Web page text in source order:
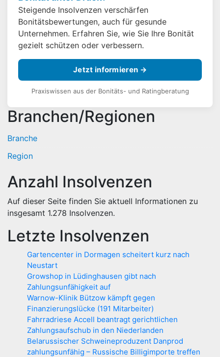
Steigende Insolvenzen verschärfen
Bonitätsbewertungen, auch für gesunde
Unternehmen. Erfahren Sie, wie Sie Ihre Bonität
gezielt schützen oder verbessern.
Jetzt informieren →
Praxiswissen aus der Bonitäts- und Ratingberatung
Branchen/Regionen
Branche
Region
Anzahl Insolvenzen
Auf dieser Seite finden Sie aktuell Informationen zu
insgesamt 1.278 Insolvenzen.
Letzte Insolvenzen
Gartencenter in Dormagen scheitert kurz nach
Neustart
Growshop in Lüdinghausen gibt nach
Zahlungsunfähigkeit auf
Warnow-Klinik Bützow kämpft gegen
Finanzierungslücke (191 Mitarbeiter)
Fahrradriese Accell beantragt gerichtlichen
Zahlungsaufschub in den Niederlanden
Belarussischer Schweineproduzent Danprod
zahlungsunfähig – Russische Billigimporte treffen